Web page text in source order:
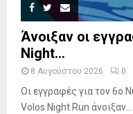
Άνοιξαν οι
Night...
8 Αυγούστου 2026 0
Οι εγγραφές για τον 6ο
Volos Night Run άνοιξαν...